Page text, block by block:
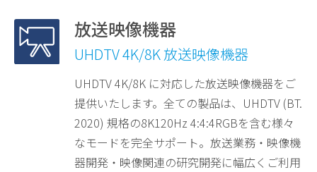
放送映像機器
UHDTV 4K/8K 放送映像機器
UHDTV 4K/8K に対応した放送映像機器をご
提供いたします。全ての製品は、UHDTV (BT.
2020) 規格の8K120Hz 4:4:4RGBを含む様々
なモードを完全サポート。放送業務・映像機
器開発・映像関連の研究開発に幅広くご利用